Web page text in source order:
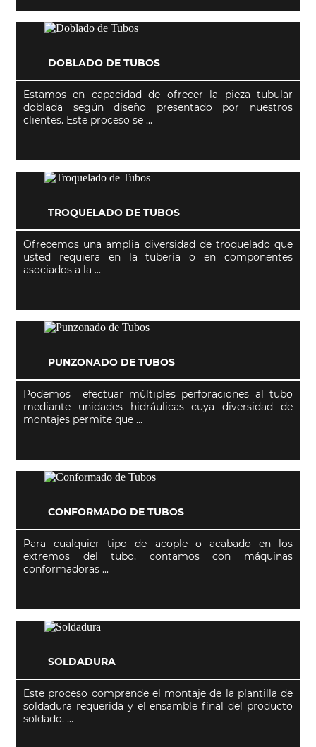
DOBLADO DE TUBOS
Estamos en capacidad de ofrecer la pieza tubular
doblada según diseño presentado por nuestros
clientes. Este proceso se ...
TROQUELADO DE TUBOS
Ofrecemos una amplia diversidad de troquelado que
usted requiera en la tubería o en componentes
asociados a la ...
PUNZONADO DE TUBOS
Podemos efectuar múltiples perforaciones al tubo
mediante unidades hidráulicas cuya diversidad de
montajes permite que ...
CONFORMADO DE TUBOS
Para cualquier tipo de acople o acabado en los
extremos del tubo, contamos con máquinas
conformadoras ...
SOLDADURA
Este proceso comprende el montaje de la plantilla de
soldadura requerida y el ensamble final del producto
soldado. ...